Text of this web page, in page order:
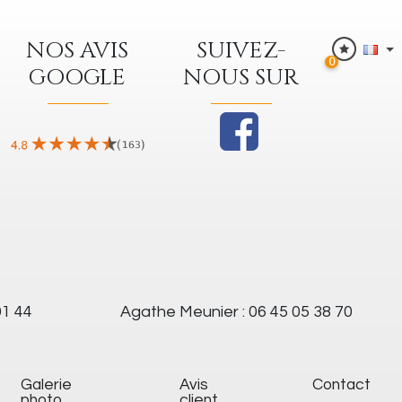
NOS AVIS
GOOGLE
SUIVEZ-
NOUS SUR
0
44 Agathe Meunier : 06 45 05 38 70
galerie
Avis
Contact